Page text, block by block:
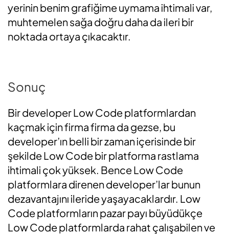
yerinin benim grafiğime uymama ihtimali var,
muhtemelen sağa doğru daha da ileri bir
noktada ortaya çıkacaktır.
Sonuç
Bir developer Low Code platformlardan
kaçmak için firma firma da gezse, bu
developer’ın belli bir zaman içerisinde bir
şekilde Low Code bir platforma rastlama
ihtimali çok yüksek. Bence Low Code
platformlara direnen developer’lar bunun
dezavantajını ileride yaşayacaklardır. Low
Code platformların pazar payı büyüdükçe
Low Code platformlarda rahat çalışabilen ve